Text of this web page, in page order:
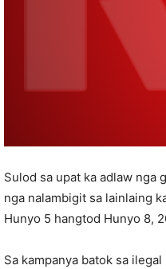
Sulod sa upat ka adlaw nga
nga nalambigit sa lainlaing
Hunyo 5 hangtod Hunyo 8,
Sa kampanya batok sa